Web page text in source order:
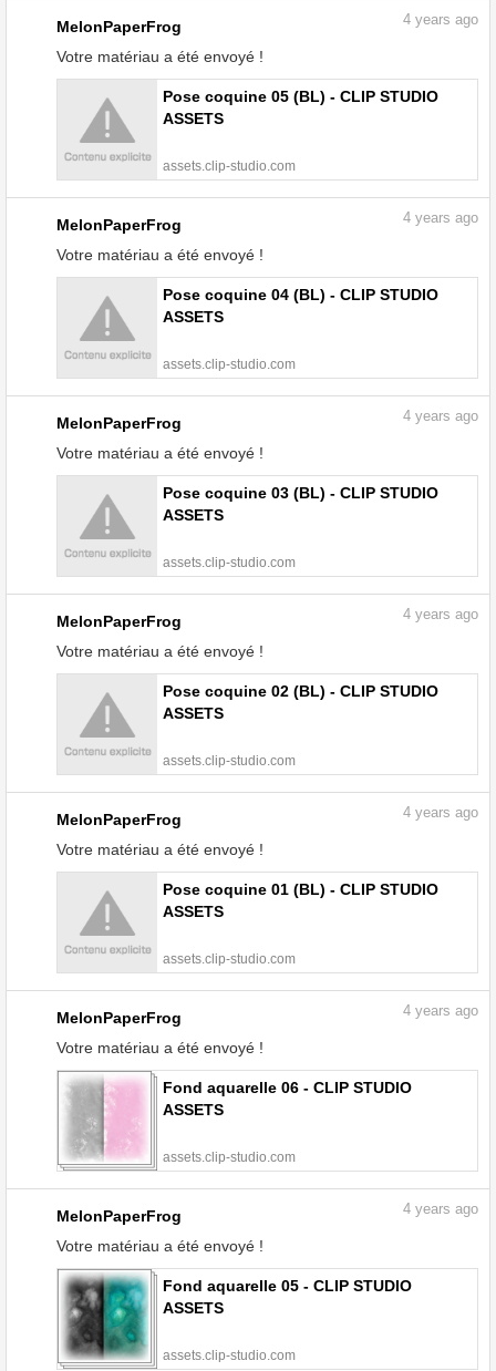
MelonPaperFrog
Votre matériau a été envoyé !
4 years ago
Pose coquine 05 (BL) - CLIP STUDIO
ASSETS
assets.clip-studio.com
MelonPaperFrog
Votre matériau a été envoyé !
4 years ago
Pose coquine 04 (BL) - CLIP STUDIO
ASSETS
assets.clip-studio.com
MelonPaperFrog
Votre matériau a été envoyé !
4 years ago
Pose coquine 03 (BL) - CLIP STUDIO
ASSETS
assets.clip-studio.com
MelonPaperFrog
Votre matériau a été envoyé !
4 years ago
Pose coquine 02 (BL) - CLIP STUDIO
ASSETS
assets.clip-studio.com
MelonPaperFrog
Votre matériau a été envoyé !
4 years ago
Pose coquine 01 (BL) - CLIP STUDIO
ASSETS
assets.clip-studio.com
MelonPaperFrog
Votre matériau a été envoyé !
4 years ago
Fond aquarelle 06 - CLIP STUDIO
ASSETS
assets.clip-studio.com
MelonPaperFrog
Votre matériau a été envoyé !
4 years ago
Fond aquarelle 05 - CLIP STUDIO
ASSETS
assets.clip-studio.com